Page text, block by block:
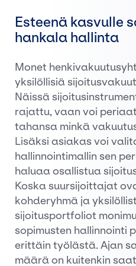
Esteenä kasvulle
hankala hallinta
Monet
yksilöllisiä
Näissä
rajattu, vaan voi
tahansa minkä
Lisäksi asiakas voi
hallinnointimallin sen
haluaa osallistua
Koska suursijoittajat
kohderyhmä ja
sijoitusportfoliot
sopimusten hallinnointi
erittäin työlästä. Ajan
määrä on kuitenkin